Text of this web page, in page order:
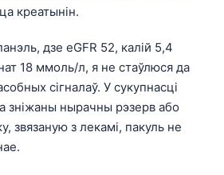
креатынін.
дзе eGFR 52, калій 5,4
18 ммоль/л, я не стаўлюся да
сігналаў. У сукупнасці
зніжаны нырачны рэзерв або
звязаную з лекамі, пакуль не